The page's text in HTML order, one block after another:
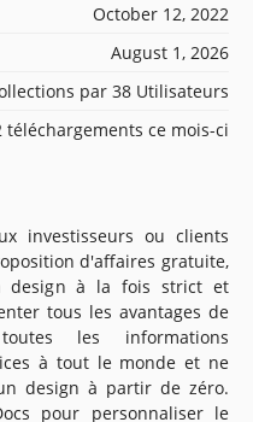
October 12, 2022
August 1, 2026
par 38 Utilisateurs
téléchargements ce mois-ci
investisseurs ou clients
d'affaires gratuite,
design à la fois strict et
tous les avantages de
les informations
à tout le monde et ne
design à partir de zéro.
pour personnaliser le